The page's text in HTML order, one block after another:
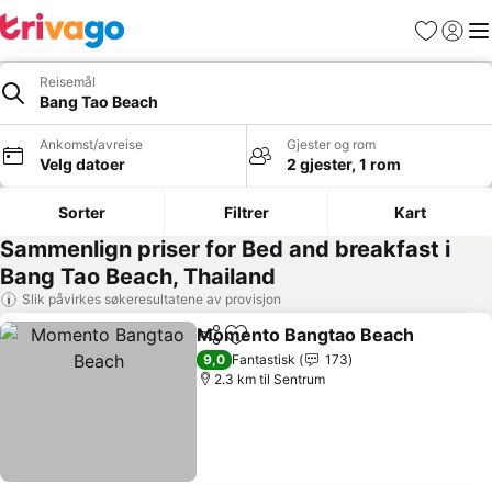
Favoritter
Logg
Reisemål
Bang Tao Beach
Ankomst/avreise
Velg datoer
Gjester og rom
2 gjester, 1 rom
Sorter Filtrer Kart
Sammenlign priser for Bed and breakfast i
Bang Tao Beach, Thailand
Slik påvirkes søkeresultatene av provisjon
Del Legg til i favoritter
Momento Bangtao Beach
9,0 Fantastisk
173
2.3 km til Sentrum